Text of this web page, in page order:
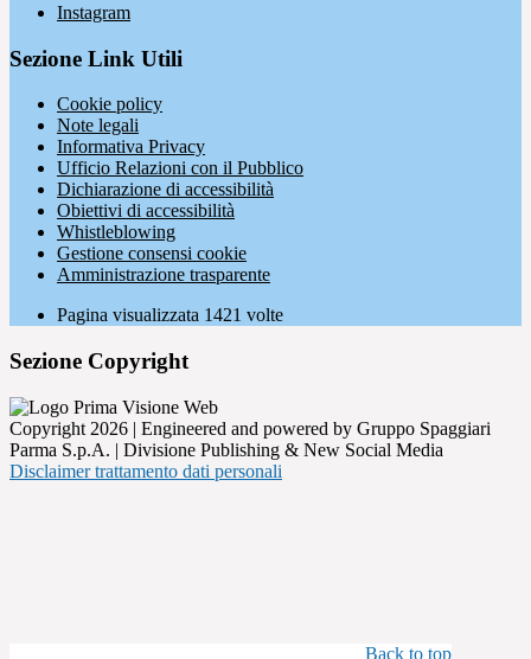
Instagram
Sezione Link Utili
Cookie policy
Note legali
Informativa Privacy
Ufficio Relazioni con il Pubblico
Dichiarazione di accessibilità
Obiettivi di accessibilità
Whistleblowing
Gestione consensi cookie
Amministrazione trasparente
Pagina visualizzata 1421 volte
Sezione Copyright
Copyright 2026 | Engineered and powered by Gruppo Spaggiari
Parma S.p.A. | Divisione Publishing & New Social Media
Disclaimer trattamento dati personali
Back to top